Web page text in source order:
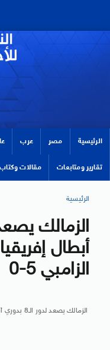
الرئيسية مصر عرب
تقارير ومتابعات مقالات وكتاب
الرئيسية
أبطال
الزامبي 5-0